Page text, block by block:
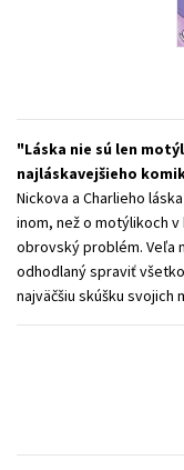
Láska nie sú len
najláskavejšieho
Nickova a Charlieho
inom, než o motýlikoch v
obrovský problém. Veľa
odhodlaný spraviť
najväčšiu skúšku svojich